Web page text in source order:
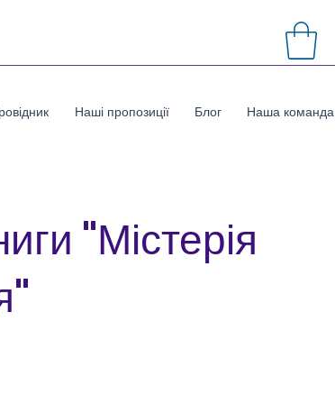
Наші пропозиції Блог Наша команда
"Містерія